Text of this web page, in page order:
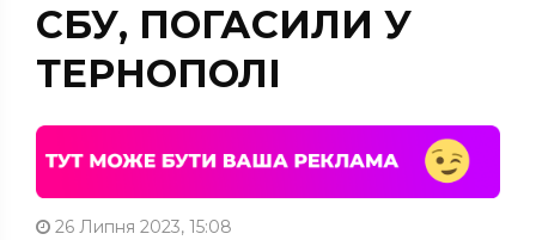
СБУ, ПОГАСИЛИ У
ТЕРНОПОЛІ
26 Липня 2023, 15:08